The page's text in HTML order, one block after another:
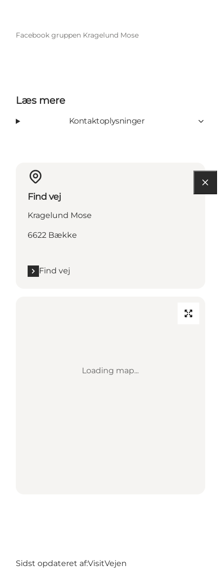
Facebook gruppen Kragelund Mose
Læs mere
Kontaktoplysninger
Find vej
Kragelund Mose
6622 Bække
Find vej
Loading map...
Sidst opdateret af:VisitVejen